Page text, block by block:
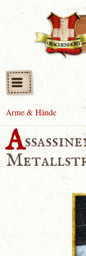
Arme & Hände
A